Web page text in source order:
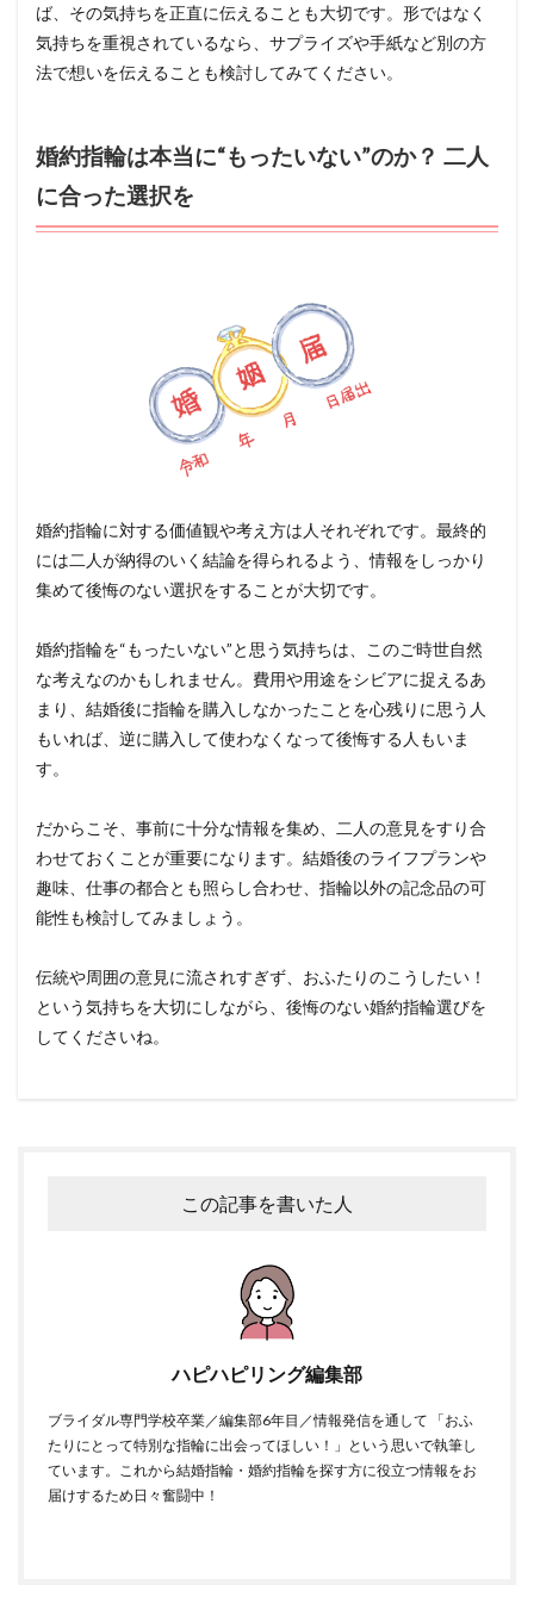
ば、その気持ちを正直に伝えることも大切です。形ではなく
気持ちを重視されているなら、サプライズや手紙など別の方
法で想いを伝えることも検討してみてください。
婚約指輪は本当に“もったいない”のか？ 二人
に合った選択を
婚約指輪に対する価値観や考え方は人それぞれです。最終的
には二人が納得のいく結論を得られるよう、情報をしっかり
集めて後悔のない選択をすることが大切です。
婚約指輪を“もったいない”と思う気持ちは、このご時世自然
な考えなのかもしれません。費用や用途をシビアに捉えるあ
まり、結婚後に指輪を購入しなかったことを心残りに思う人
もいれば、逆に購入して使わなくなって後悔する人もいま
す。
だからこそ、事前に十分な情報を集め、二人の意見をすり合
わせておくことが重要になります。結婚後のライフプランや
趣味、仕事の都合とも照らし合わせ、指輪以外の記念品の可
能性も検討してみましょう。
伝統や周囲の意見に流されすぎず、おふたりのこうしたい！
という気持ちを大切にしながら、後悔のない婚約指輪選びを
してくださいね。
この記事を書いた人
ハピハピリング編集部
ブライダル専門学校卒業／編集部6年目／情報発信を通して 「おふ
たりにとって特別な指輪に出会ってほしい！」という思いで執筆し
ています。これから結婚指輪・婚約指輪を探す方に役立つ情報をお
届けするため日々奮闘中！